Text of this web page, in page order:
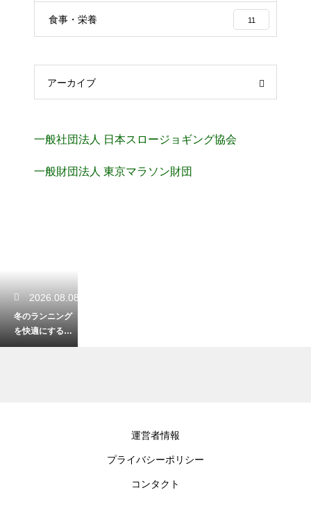
食事・栄養 11
アーカイブ
一般社団法人 日本スロージョギング協会
一般財団法人 東京マラソン財団
2026.08.08
冬のランニング
を快適にするウ
ェアのレイヤリ
運営者情報
プライバシーポリシー
コンタクト